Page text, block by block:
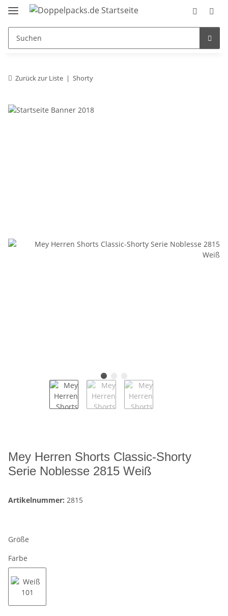
Zurück zur Liste Shorty
Mey Herren Shorts Classic-Shorty
Serie Noblesse 2815 Weiß
Artikelnummer: 2815
Größe
Farbe